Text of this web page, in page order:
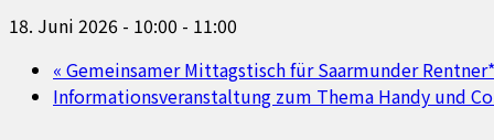
18. Juni 2026 - 10:00 - 11:00
« Gemeinsamer Mittagstisch für Saarmunder
Informationsveranstaltung zum Thema Handy und